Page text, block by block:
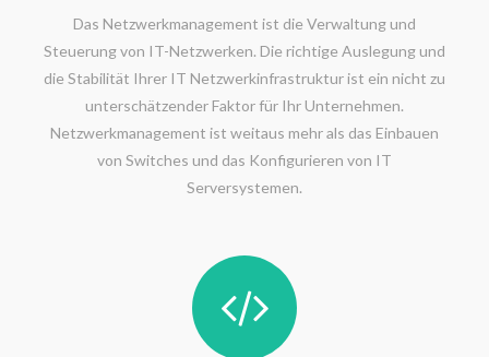
Das Netzwerkmanagement ist die Verwaltung und
Steuerung von IT-Netzwerken. Die richtige Auslegung und
die Stabilität Ihrer IT Netzwerkinfrastruktur ist ein nicht zu
unterschätzender Faktor für Ihr Unternehmen.
Netzwerkmanagement ist weitaus mehr als das Einbauen
von Switches und das Konfigurieren von IT
Serversystemen.